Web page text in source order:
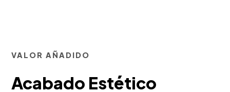
VALOR AÑADIDO
Acabado Estético